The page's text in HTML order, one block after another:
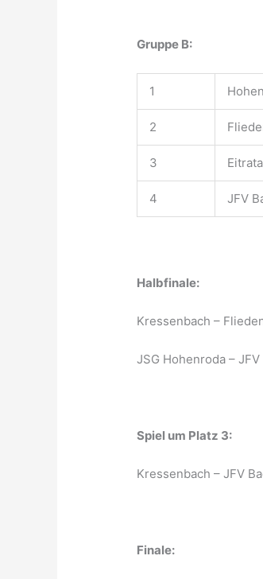
Gruppe B:
1
2
3
4 JFV
Halbfinale:
Kressenbach –
JSG Hohenroda –
Spiel um Platz 3:
Kressenbach – JFV
Finale: